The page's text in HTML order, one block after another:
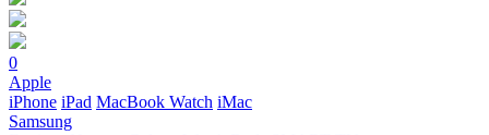
0
Apple
iPhone iPad MacBook Watch iMac
Samsung